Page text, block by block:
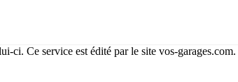
ci. Ce service est édité par le site vos-garages.com.